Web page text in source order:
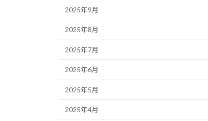
2025年9月
2025年8月
2025年7月
2025年6月
2025年5月
2025年4月